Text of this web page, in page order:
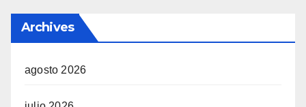
Archives
agosto 2026